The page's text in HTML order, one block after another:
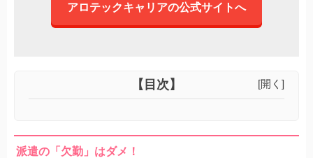
アロテックキャリアの公式サイトへ
【目次】 [開く]
派遣の「欠勤」はダメ！